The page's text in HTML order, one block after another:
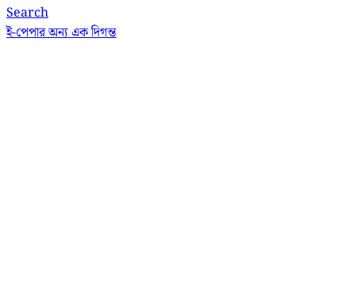
Search
ই-পেপারঅন্য এক দিগন্ত